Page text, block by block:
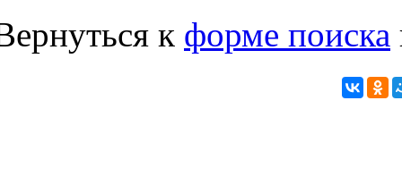
к форме поиска